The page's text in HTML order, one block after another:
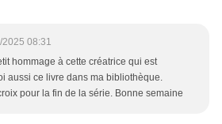
2025 08:31
hommage à cette créatrice qui est
aussi ce livre dans ma bibliothèque.
pour la fin de la série. Bonne semaine